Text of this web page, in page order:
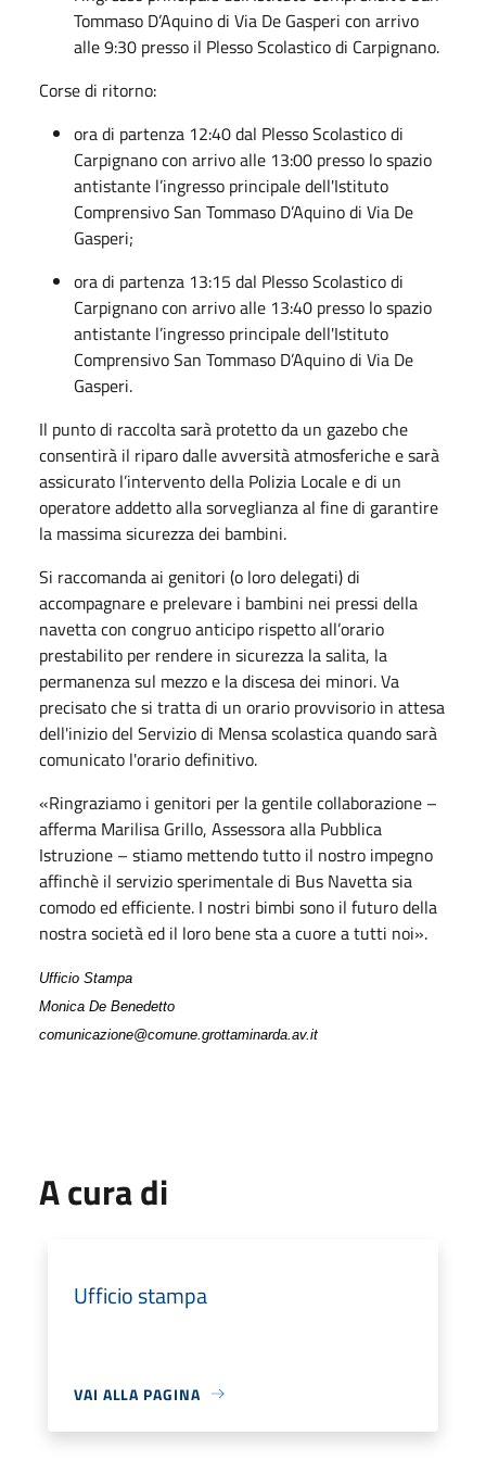
Tommaso D’Aquino di Via De Gasperi con arrivo
alle 9:30 presso il Plesso Scolastico di Carpignano.
Corse di ritorno:
ora di partenza 12:40 dal Plesso Scolastico di
Carpignano con arrivo alle 13:00 presso lo spazio
antistante l’ingresso principale dell'Istituto
Comprensivo San Tommaso D’Aquino di Via De
Gasperi;
ora di partenza 13:15 dal Plesso Scolastico di
Carpignano con arrivo alle 13:40 presso lo spazio
antistante l’ingresso principale dell'Istituto
Comprensivo San Tommaso D’Aquino di Via De
Gasperi.
Il punto di raccolta sarà protetto da un gazebo che
consentirà il riparo dalle avversità atmosferiche e sarà
assicurato l’intervento della Polizia Locale e di un
operatore addetto alla sorveglianza al fine di garantire
la massima sicurezza dei bambini.
Si raccomanda ai genitori (o loro delegati) di
accompagnare e prelevare i bambini nei pressi della
navetta con congruo anticipo rispetto all’orario
prestabilito per rendere in sicurezza la salita, la
permanenza sul mezzo e la discesa dei minori. Va
precisato che si tratta di un orario provvisorio in attesa
dell'inizio del Servizio di Mensa scolastica quando sarà
comunicato l'orario definitivo.
«Ringraziamo i genitori per la gentile collaborazione –
afferma Marilisa Grillo, Assessora alla Pubblica
Istruzione – stiamo mettendo tutto il nostro impegno
affinchè il servizio sperimentale di Bus Navetta sia
comodo ed efficiente. I nostri bimbi sono il futuro della
nostra società ed il loro bene sta a cuore a tutti noi».
Ufficio Stampa
Monica De Benedetto
comunicazione@comune.grottaminarda.av.it
A cura di
Ufficio stampa
VAI ALLA PAGINA